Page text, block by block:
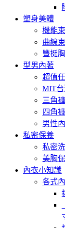
塑身美體
機能
曲線
豐挺
型男內著
超值
MIT
三角褲
四角褲
男性
私密保養
私密
美胸
內衣小知識
各式